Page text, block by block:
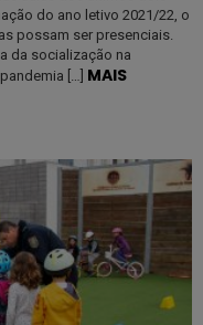
do ano letivo 2021/22, o
possam ser presenciais.
da socialização na
[…] MAIS